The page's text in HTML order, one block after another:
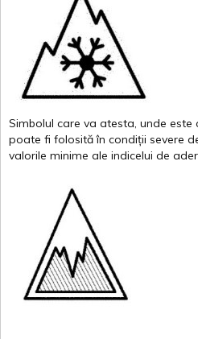
Simbolul care va atesta, unde este
poate fi folosită în condiții severe
valorile minime ale indicelui de